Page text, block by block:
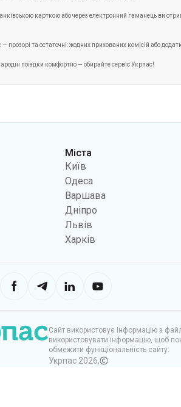
карткою або через електронний гаманець ви
— прозорі та остаточні: жодних прихованих комісій або
поїздки комфортно — обирайте сервіс Укрпас!
Міста
Київ
Одеса
Варшава
Дніпро
Львів
Харків
Сайт використовує інформацію з
використовувати інформацію, щоб
обмежити функціональність сайту.
Укрпас 2026,